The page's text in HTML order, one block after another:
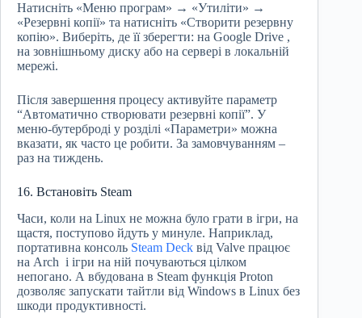
Натисніть «Меню програм» → «Утиліти» →
«Резервні копії» та натисніть «Створити резервну
копію». Виберіть, де її зберегти: на Google Drive ,
на зовнішньому диску або на сервері в локальній
мережі.
Після завершення процесу активуйте параметр
“Автоматично створювати резервні копії”. У
меню-бутерброді у розділі «Параметри» можна
вказати, як часто це робити. За замовчуванням –
раз на тиждень.
16. Встановіть Steam
Часи, коли на Linux не можна було грати в ігри, на
щастя, поступово йдуть у минуле. Наприклад,
портативна консоль Steam Deck від Valve працює
на Arch і ігри на ній почуваються цілком
непогано. А вбудована в Steam функція Proton
дозволяє запускати тайтли від Windows в Linux без
шкоди продуктивності.